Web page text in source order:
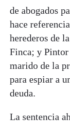
de abogados
hace
herederos de
Finca; y Pintor
marido de la
para espiar a
deuda.
La sentencia